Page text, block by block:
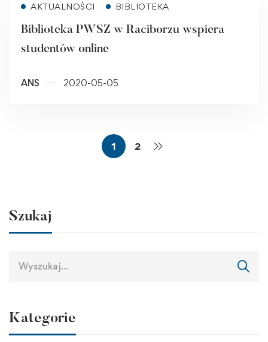
AKTUALNOŚCI BIBLIOTEKA
Biblioteka PWSZ w Raciborzu wspiera
studentów online
ANS 2020-05-05
1 2
Szukaj
Kategorie